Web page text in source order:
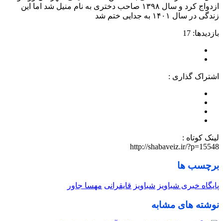
ازدواج کرد و سال ۱۳۹۸ صاحب دختری به نام منیل شد اما این
زندگی در سال ۱۴۰۱ به جدایی ختم شد
بازدیدها: 17
اشتراک گذاری :
لینک کوتاه :
http://shabaveiz.ir/?p=15548
برچسب ها
پایگاه خبری شباویز شباویز قایقرانی مهسا جاور
نوشته های مشابه